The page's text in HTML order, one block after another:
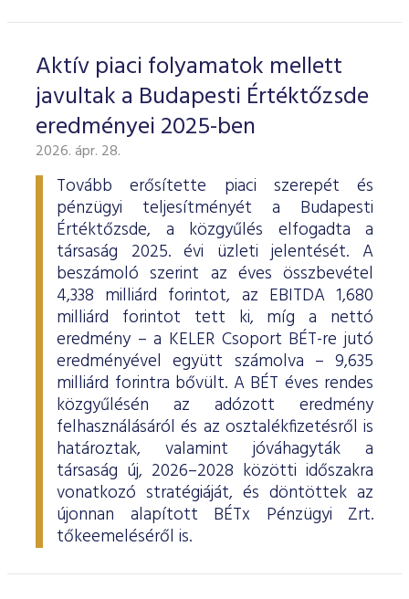
Aktív piaci folyamatok mellett
javultak a Budapesti Értéktőzsde
eredményei 2025-ben
2026. ápr. 28.
Tovább erősítette piaci szerepét és
pénzügyi teljesítményét a Budapesti
Értéktőzsde, a közgyűlés elfogadta a
társaság 2025. évi üzleti jelentését. A
beszámoló szerint az éves összbevétel
4,338 milliárd forintot, az EBITDA 1,680
milliárd forintot tett ki, míg a nettó
eredmény – a KELER Csoport BÉT-re jutó
eredményével együtt számolva – 9,635
milliárd forintra bővült. A BÉT éves rendes
közgyűlésén az adózott eredmény
felhasználásáról és az osztalékfizetésről is
határoztak, valamint jóváhagyták a
társaság új, 2026–2028 közötti időszakra
vonatkozó stratégiáját, és döntöttek az
újonnan alapított BÉTx Pénzügyi Zrt.
tőkeemeléséről is.